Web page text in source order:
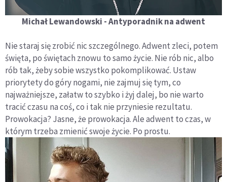
Michał Lewandowski - Antyporadnik na adwent
Nie staraj się zrobić nic szczególnego. Adwent zleci, potem
święta, po świętach znowu to samo życie. Nie rób nic, albo
rób tak, żeby sobie wszystko pokomplikować. Ustaw
priorytety do góry nogami, nie zajmuj się tym, co
najważniejsze, załatw to szybko i żyj dalej, bo nie warto
tracić czasu na coś, co i tak nie przyniesie rezultatu.
Prowokacja? Jasne, że prowokacja. Ale adwent to czas, w
którym trzeba zmienić swoje życie. Po prostu.